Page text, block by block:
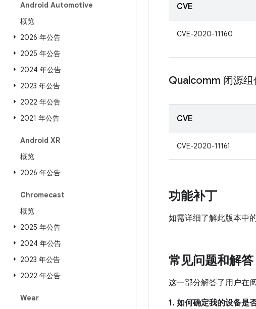
Android Automotive
概览
2026 年公告
2025 年公告
2024 年公告
2023 年公告
2022 年公告
2021 年公告
Android XR
概览
2026 年公告
Chromecast
概览
2025 年公告
2024 年公告
2023 年公告
2022 年公告
Wear
CVE
CVE-2020-11160
Qualcomm 闭源组
CVE
CVE-2020-11161
功能补丁
如需详细了解此版本中
常见问题和解答
这一部分解答了用户在
1. 如何确定我的设备是